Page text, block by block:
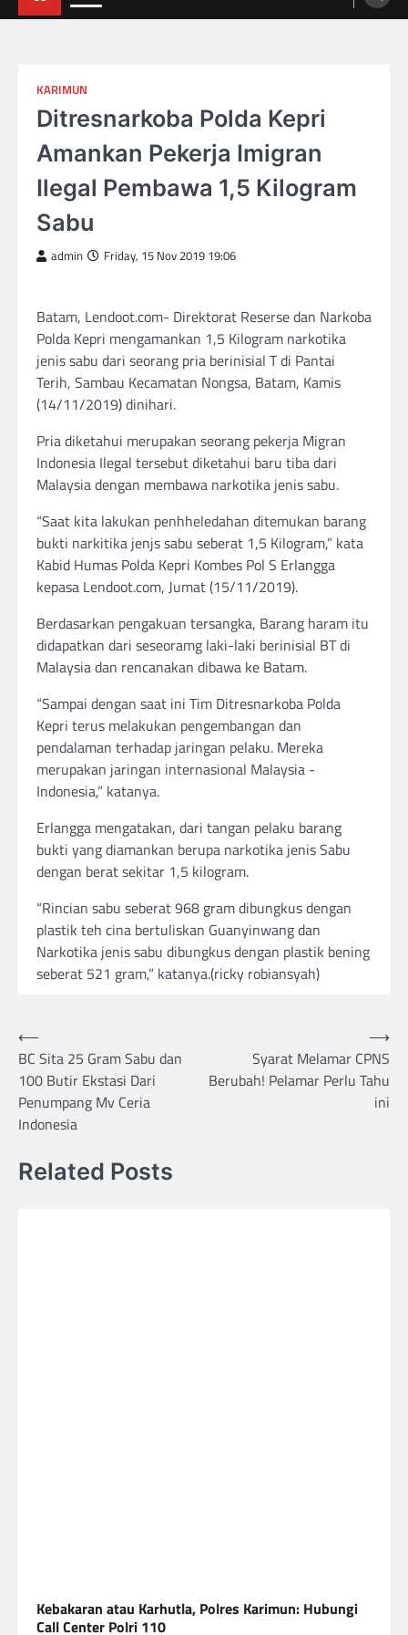
KARIMUN
Ditresnarkoba Polda Kepri
Amankan Pekerja Imigran
Ilegal Pembawa 1,5 Kilogram
Sabu
admin Friday, 15 Nov 2019 19:06
Batam, Lendoot.com- Direktorat Reserse dan Narkoba
Polda Kepri mengamankan 1,5 Kilogram narkotika
jenis sabu dari seorang pria berinisial T di Pantai
Terih, Sambau Kecamatan Nongsa, Batam, Kamis
(14/11/2019) dinihari.
Pria diketahui merupakan seorang pekerja Migran
Indonesia Ilegal tersebut diketahui baru tiba dari
Malaysia dengan membawa narkotika jenis sabu.
“Saat kita lakukan penhheledahan ditemukan barang
bukti narkitika jenjs sabu seberat 1,5 Kilogram,” kata
Kabid Humas Polda Kepri Kombes Pol S Erlangga
kepasa Lendoot.com, Jumat (15/11/2019).
Berdasarkan pengakuan tersangka, Barang haram itu
didapatkan dari seseoramg laki-laki berinisial BT di
Malaysia dan rencanakan dibawa ke Batam.
“Sampai dengan saat ini Tim Ditresnarkoba Polda
Kepri terus melakukan pengembangan dan
pendalaman terhadap jaringan pelaku. Mereka
merupakan jaringan internasional Malaysia -
Indonesia,” katanya.
Erlangga mengatakan, dari tangan pelaku barang
bukti yang diamankan berupa narkotika jenis Sabu
dengan berat sekitar 1,5 kilogram.
“Rincian sabu seberat 968 gram dibungkus dengan
plastik teh cina bertuliskan Guanyinwang dan
Narkotika jenis sabu dibungkus dengan plastik bening
seberat 521 gram,” katanya.(ricky robiansyah)
Post
navigation
⟵
BC Sita 25 Gram Sabu dan
100 Butir Ekstasi Dari
Penumpang Mv Ceria
Indonesia
Syarat Melamar CPNS
Berubah! Pelamar Perlu Tahu
ini
⟶
Related Posts
Kebakaran atau Karhutla, Polres Karimun: Hubungi
Call Center Polri 110